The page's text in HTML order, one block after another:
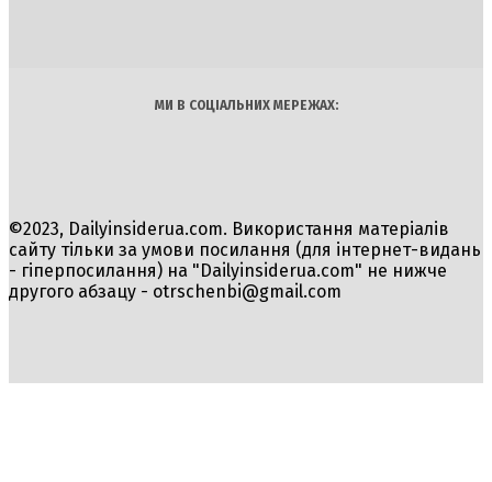
МИ В СОЦІАЛЬНИХ МЕРЕЖАХ:
©2023, Dailyinsiderua.com. Використання матеріалів
сайту тільки за умови посилання (для інтернет-видань
- гіперпосилання) на "Dailyinsiderua.com" не нижче
другого абзацу - otrschenbi@gmail.com